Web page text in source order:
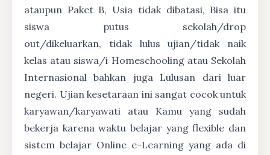
ataupun Paket B, Usia tidak dibatasi, Bisa itu
siswa putus sekolah/drop
out/dikeluarkan, tidak lulus ujian/tidak naik
kelas atau siswa/i Homeschooling atau Sekolah
Internasional bahkan juga Lulusan dari luar
negeri. Ujian kesetaraan ini sangat cocok untuk
karyawan/karyawati atau Kamu yang sudah
bekerja karena waktu belajar yang flexible dan
sistem belajar Online e-Learning yang ada di